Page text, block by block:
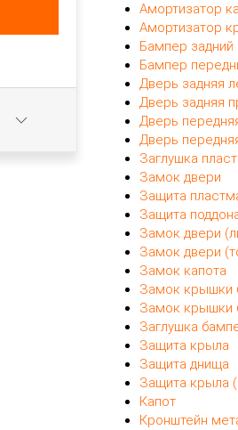
Амортизатор
Амортизатор
Бампер задний
Бампер
Дверь задняя
Дверь задняя
Дверь
Дверь
Заглушка
Замок двери
Защита
Защита
Замок двери
Замок двери
Замок капота
Замок крышки
Замок крышки
Заглушка
Защита крыла
Защита днища
Защита крыла
Капот
Кронштейн